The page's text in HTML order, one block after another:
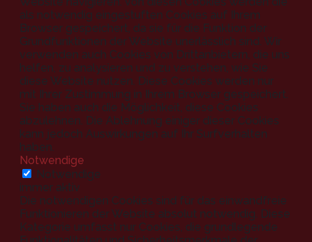
als notwendig eingestuften Cookies auf Ihrem
Browser gespeichert, da sie für die Funktion der
Grundfunktionen der Website unerlässlich sind. Wir
verwenden auch Cookies von Drittanbietern, die uns
helfen, zu analysieren und zu verstehen, wie Sie
diese Website nutzen. Diese Cookies werden nur
mit Ihrer Zustimmung in Ihrem Browser gespeichert.
Sie haben auch die Möglichkeit, diese Cookies
abzulehnen. Die Ablehnung einiger dieser Cookies
kann jedoch Auswirkungen auf Ihr Surfverhalten
haben.
Notwendige
Notwendige
immer aktiv
Die notwendigen Cookies sind für das einwandfreie
Funktionieren der Website absolut notwendig. Diese
Kategorie umfasst nur Cookies, die grundlegende